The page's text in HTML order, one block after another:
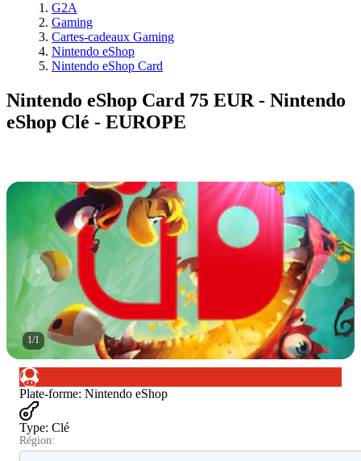
G2A
Gaming
Cartes-cadeaux Gaming
Nintendo eShop
Nintendo eShop Card
Nintendo eShop Card 75 EUR - Nintendo
eShop Clé - EUROPE
1/1
Plate-forme: Nintendo eShop
Type: Clé
Région: